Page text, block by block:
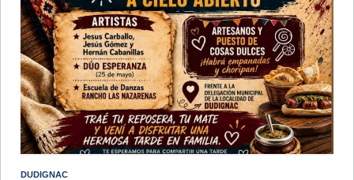
DUDIGNAC